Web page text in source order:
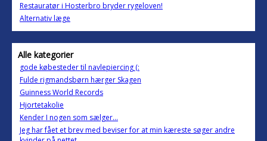
Restauratør i Hosterbro bryder rygeloven!
Alternativ læge
Alle kategorier
gode købesteder til navlepiercing (:
Fulde rigmandsbørn hærger Skagen
Guinness World Records
Hjortetakolie
Kender I nogen som sælger...
Jeg har fået et brev med beviser for at min kæreste søger andre